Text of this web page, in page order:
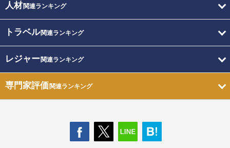
人材関連ランキング
トラベル関連ランキング
レジャー関連ランキング
専門家評価関連ランキング